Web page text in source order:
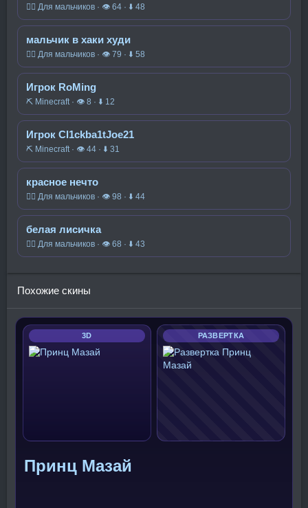
🧍‍♂️ Для мальчиков · 👁 64 · ⬇ 48
мальчик в хаки худи
🧍‍♂️ Для мальчиков · 👁 79 · ⬇ 58
Игрок RoMing
⛏️ Minecraft · 👁 8 · ⬇ 12
Игрок Cl1ckba1tJoe21
⛏️ Minecraft · 👁 44 · ⬇ 31
красное нечто
🧍‍♂️ Для мальчиков · 👁 98 · ⬇ 44
белая лисичка
🧍‍♂️ Для мальчиков · 👁 68 · ⬇ 43
Похожие скины
3D РАЗВЕРТКА
Принц Мазай